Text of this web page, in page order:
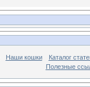
Наши кошки
Каталог
Полезные